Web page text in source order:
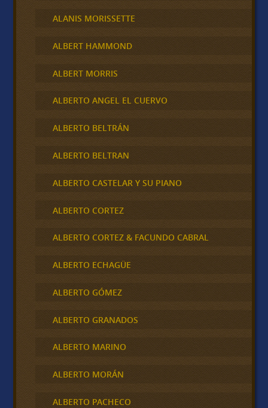
ALANIS MORISSETTE
ALBERT HAMMOND
ALBERT MORRIS
ALBERTO ANGEL EL CUERVO
ALBERTO BELTRÁN
ALBERTO BELTRAN
ALBERTO CASTELAR Y SU PIANO
ALBERTO CORTEZ
ALBERTO CORTEZ & FACUNDO CABRAL
ALBERTO ECHAGÜE
ALBERTO GÓMEZ
ALBERTO GRANADOS
ALBERTO MARINO
ALBERTO MORÁN
ALBERTO PACHECO